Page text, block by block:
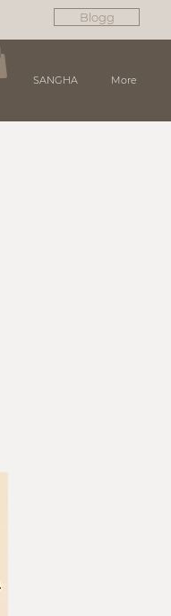
Blogg
SANGHA More